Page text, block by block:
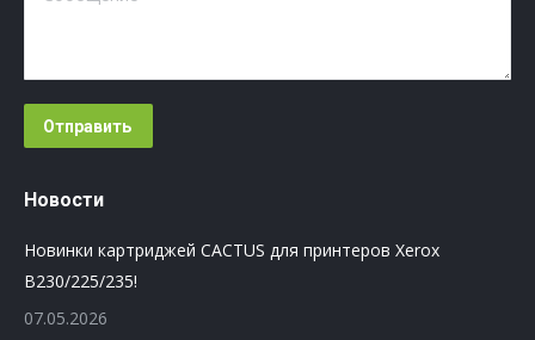
Отправить
Новости
Новинки картриджей CACTUS для принтеров Xerox
B230/225/235!
07.05.2026